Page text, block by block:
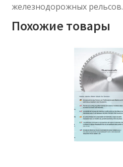
железнодорожных рельсов.
Похожие товары